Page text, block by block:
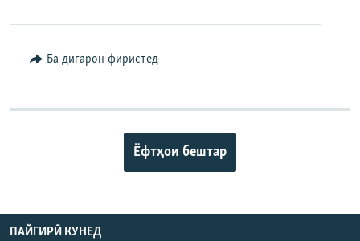
Ба дигарон фиристед
Ёфтҳои бештар
ПАЙГИРӢ КУНЕД